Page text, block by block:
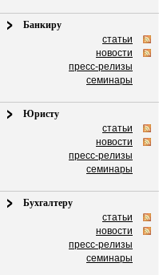
Банкиру
статьи
новости
пресс-релизы
семинары
Юристу
статьи
новости
пресс-релизы
семинары
Бухгалтеру
статьи
новости
пресс-релизы
семинары